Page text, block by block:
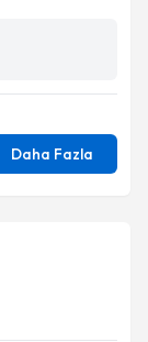
Daha Fazla